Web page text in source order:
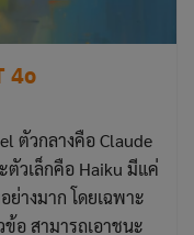
4o
ตัวกลางคือ Claude
ตัวเล็กคือ Haiku มีแค่
ย่างมาก โดยเฉพาะ
อ สามารถเอาชนะ